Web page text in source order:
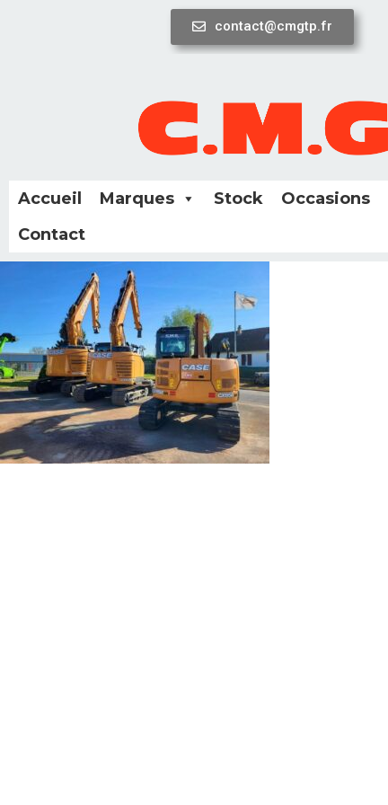
contact@cmgtp.fr
Accueil Marques Stock Occasions
Contact